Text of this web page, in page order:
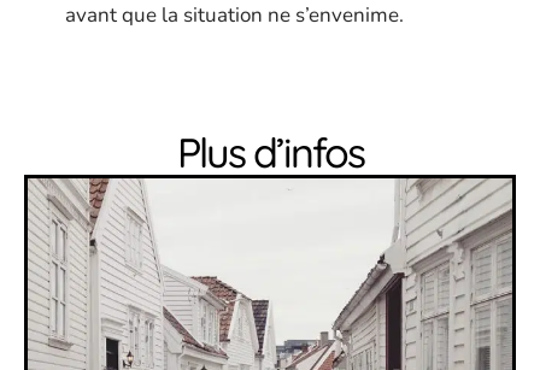
avant que la situation ne s’envenime.
Plus d’infos